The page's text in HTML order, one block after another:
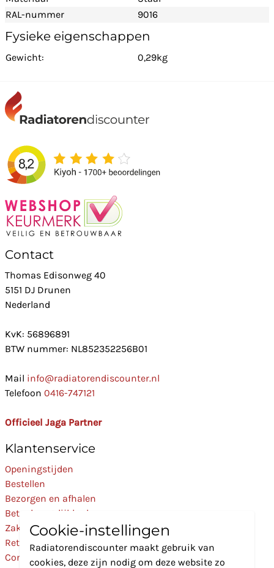
RAL-nummer
9016
Fysieke eigenschappen
Gewicht: 0,29kg
Contact
Thomas Edisonweg 40
5151 DJ Drunen
Nederland
KvK: 56896891
BTW nummer: NL852352256B01
Mail info@radiatorendiscounter.nl
Telefoon 0416-747121
Officieel Jaga Partner
Klantenservice
Openingstijden
Bestellen
Bezorgen en afhalen
Betaalmogelijkheden
Zakelijk
Retourneren
Contact
Cookie-instellingen
Radiatorendiscounter maakt gebruik van
cookies, deze zijn nodig om deze website zo